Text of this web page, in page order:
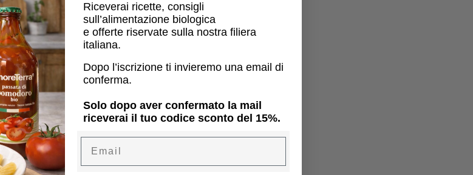
Riceverai ricette, consigli
sull’alimentazione biologica
e offerte riservate sulla nostra filiera
italiana.
Dopo l’iscrizione ti invieremo una email di
conferma.
Solo dopo aver confermato la mail
riceverai il tuo codice sconto del 15%.